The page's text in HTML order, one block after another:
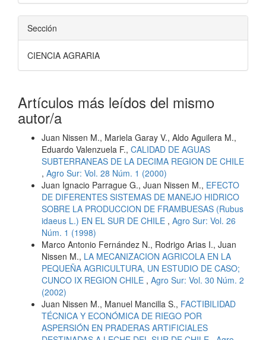
Sección
CIENCIA AGRARIA
Artículos más leídos del mismo
autor/a
Juan Nissen M., Mariela Garay V., Aldo Aguilera M.,
Eduardo Valenzuela F., CALIDAD DE AGUAS
SUBTERRANEAS DE LA DECIMA REGION DE CHILE
, Agro Sur: Vol. 28 Núm. 1 (2000)
Juan Ignacio Parrague G., Juan Nissen M., EFECTO
DE DIFERENTES SISTEMAS DE MANEJO HIDRICO
SOBRE LA PRODUCCION DE FRAMBUESAS (Rubus
idaeus L.) EN EL SUR DE CHILE , Agro Sur: Vol. 26
Núm. 1 (1998)
Marco Antonio Fernández N., Rodrigo Arias I., Juan
Nissen M., LA MECANIZACION AGRICOLA EN LA
PEQUEÑA AGRICULTURA, UN ESTUDIO DE CASO;
CUNCO IX REGION CHILE , Agro Sur: Vol. 30 Núm. 2
(2002)
Juan Nissen M., Manuel Mancilla S., FACTIBILIDAD
TÉCNICA Y ECONÓMICA DE RIEGO POR
ASPERSIÓN EN PRADERAS ARTIFICIALES